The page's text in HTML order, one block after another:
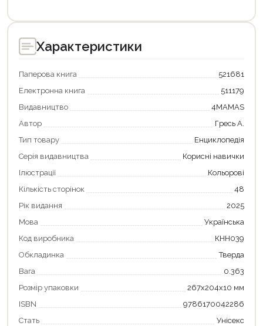
Характеристики
Паперова книга
521681
Електронна книга
511179
Видавництво
4MAMAS
Автор
Гресь А.
Тип товару
Енциклопедія
Серія видавництва
Корисні навички
Ілюстрації
Кольорові
Кількість сторінок
48
Рік видання
2025
Мова
Українська
Код виробника
КНН039
Обкладинка
Тверда
Вага
0.363
Розмір упаковки
267x204x10 мм
ISBN
9786170042286
Стать
Унісекс